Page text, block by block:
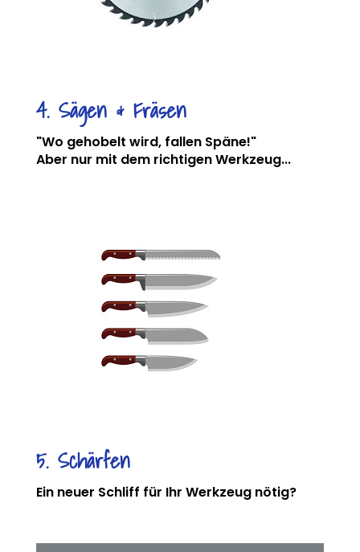
4. Sägen & Fräsen
"Wo gehobelt wird, fallen Späne!"
Aber nur mit dem richtigen Werkzeug...
5. Schärfen
Ein neuer Schliff für Ihr Werkzeug nötig?